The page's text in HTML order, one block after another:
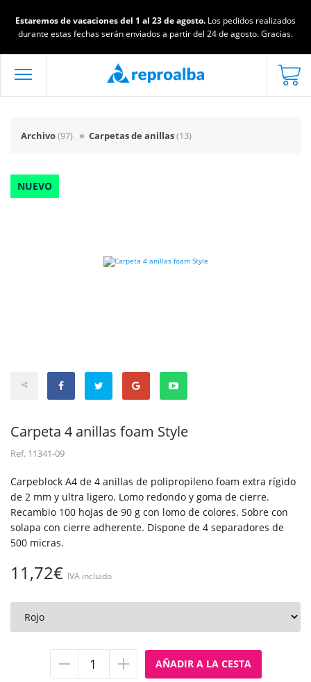
Estaremos de vacaciones del 1 al 23 de agosto. Los pedidos realizados
durante estas fechas serán enviados a partir del 24 de agosto. Gracias.
Archivo(97) » Carpetas de anillas(13)
NUEVO
Carpeta 4 anillas foam Style
Ref. 11341-09
Carpeblock A4 de 4 anillas de polipropileno foam extra rígido
de 2 mm y ultra ligero. Lomo redondo y goma de cierre.
Recambio 100 hojas de 90 g con lomo de colores. Sobre con
solapa con cierre adherente. Dispone de 4 separadores de
500 micras.
11,72€ IVA incluido